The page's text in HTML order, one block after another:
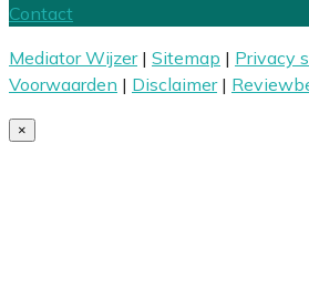
Contact
Mediator Wijzer| Sitemap | Privacy
Voorwaarden | Disclaimer|
×